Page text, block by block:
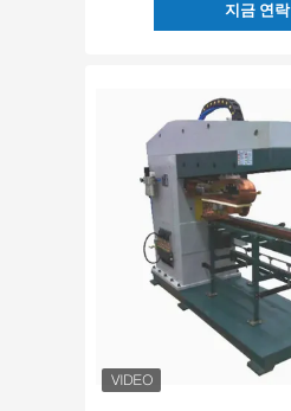
지금 연락